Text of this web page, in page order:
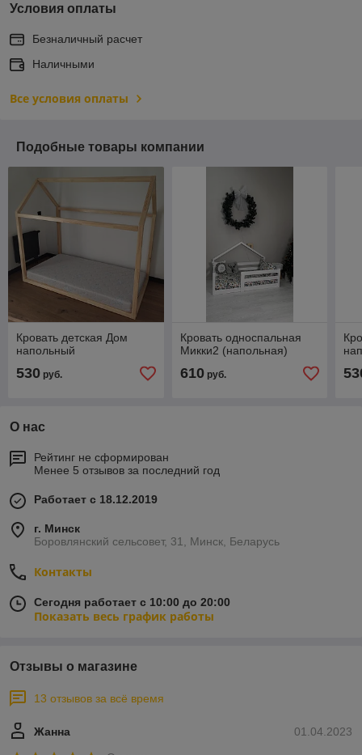
Условия оплаты
Безналичный расчет
Наличными
Все условия оплаты
Подобные товары компании
Кровать детская Дом
напольный
530 руб.
Кровать односпальная
Микки2 (напольная)
610руб.
О нас
Рейтинг не сформирован
Менее 5 отзывов за последний год
Работает с 18.12.2019
г. Минск
Боровлянский сельсовет, 31, Минск, Беларусь
Контакты
Сегодня работает с 10:00 до 20:00
Показать весь график работы
Отзывы о магазине
13 отзывов за всё время
01.04.2023
Жанна